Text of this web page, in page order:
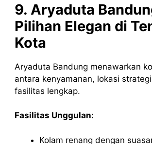
9. Aryaduta
Pilihan Elegan di
Kota
Aryaduta Bandung menawarkan
antara kenyamanan, lokasi
fasilitas lengkap.
Fasilitas Unggulan:
Kolam renang dengan